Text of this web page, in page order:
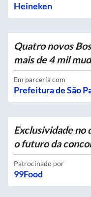
Heineken
Quatro novos
mais de 4 mil
Em parceria com
Prefeitura de São
Exclusividade no
o futuro da
Patrocinado por
99Food